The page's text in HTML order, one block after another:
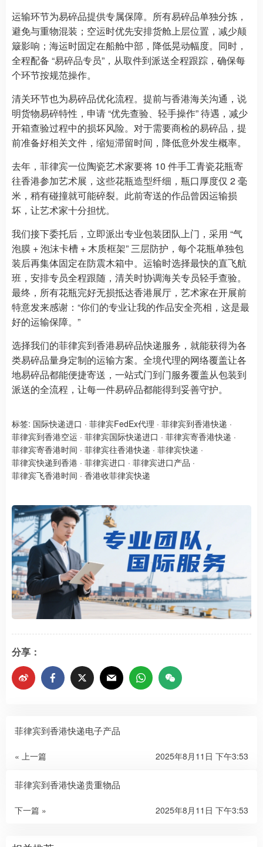
运输环节为易碎品提供专属保障。所有易碎品单独分拣，
避免与重物混装；空运时优先安排货舱上层位置，减少颠
簸影响；海运时固定在船舱中部，降低晃动幅度。同时，
全程配备 “易碎品专员”，从取件到派送全程跟踪，确保每
个环节按规范操作。
清关环节也为易碎品优化流程。提前与香港海关沟通，说
明货物易碎特性，申请 “优先查验、轻手操作” 待遇，减少
开箱查验过程中的损坏风险。对于需要商检的易碎品，提
前准备好相关文件，缩短滞留时间，降低意外发生概率。
去年，菲律宾一位陶瓷艺术家要将 10 件手工青瓷花瓶寄
往香港参加艺术展，这些花瓶造型纤细，瓶口厚度仅 2 毫
米，稍有碰撞就可能碎裂。此前寄送的作品曾因运输损
坏，让艺术家十分担忧。
我们接下委托后，立即派出专业包装团队上门，采用 “气
泡膜 + 泡沫卡槽 + 木质框架” 三层防护，每个花瓶单独包
装后再集体固定在防震木箱中。运输时选择最快的直飞航
班，安排专员全程跟随，清关时协调海关专员轻手查验。
最终，所有花瓶完好无损抵达香港展厅，艺术家在开展前
特意发来感谢：“你们的专业让我的作品安全亮相，这是最
好的运输保障。”
选择我们的菲律宾到香港易碎品快递服务，就能获得为各
类易碎品量身定制的运输方案。全境代理的网络覆盖让各
地易碎品都能便捷寄送，一站式门到门服务覆盖从包装到
派送的全流程，让每一件易碎品都能得到妥善守护。
标签: 国际快递进口 · 菲律宾FedEx代理 · 菲律宾到香港快递 ·
菲律宾到香港空运 · 菲律宾国际快递进口 · 菲律宾寄香港快递 ·
菲律宾寄香港时间 · 菲律宾往香港快递 · 菲律宾快递 ·
菲律宾快递到香港 · 菲律宾进口 · 菲律宾进口产品 ·
菲律宾飞香港时间 · 香港收菲律宾快递
分享：
菲律宾到香港快递电子产品
« 上一篇 2025年8月11日 下午3:53
菲律宾到香港快递贵重物品
下一篇 » 2025年8月11日 下午3:53